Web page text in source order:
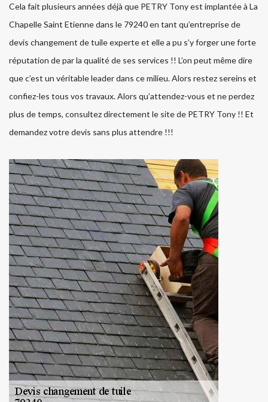
Cela fait plusieurs années déjà que PETRY Tony est implantée à La
Chapelle Saint Etienne dans le 79240 en tant qu’entreprise de
devis changement de tuile experte et elle a pu s’y forger une forte
réputation de par la qualité de ses services !! L’on peut même dire
que c’est un véritable leader dans ce milieu. Alors restez sereins et
confiez-les tous vos travaux. Alors qu’attendez-vous et ne perdez
plus de temps, consultez directement le site de PETRY Tony !! Et
demandez votre devis sans plus attendre !!!